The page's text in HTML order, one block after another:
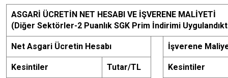
ASGARİ ÜCRETİN NET HESABI VE İŞVERENE MALİYETİ
(Diğer Sektörler-2 Puanlık SGK Prim İndirimi
Net Asgari Ücretin Hesabı İşverene
Kesintiler Tutar/TL Kesintiler